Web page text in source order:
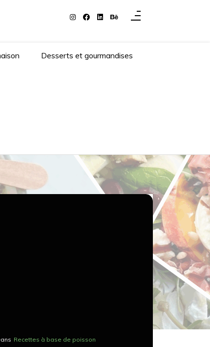
Desserts et gourmandises
Recettes à base de poisson